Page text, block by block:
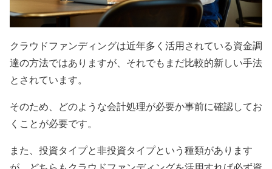
クラウドファンディングは近年多く活用されている資金調
達の方法ではありますが、それでもまだ比較的新しい手法
とされています。
そのため、どのような会計処理が必要か事前に確認してお
くことが必要です。
また、投資タイプと非投資タイプという種類があります